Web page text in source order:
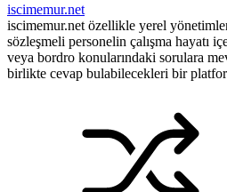
iscimemur.net
iscimemur.net özellikle yerel
sözleşmeli personelin çalışma hayatı
veya bordro konularındaki sorulara
birlikte cevap bulabilecekleri bir